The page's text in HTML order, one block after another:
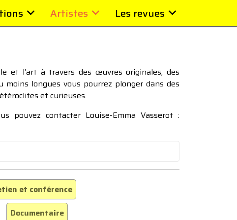
Artistes Les revues
et l’art à travers des œuvres originales, des
longues vous pourrez plonger dans des
et curieuses.
pouvez contacter Louise-Emma Vasserot :
et conférence
Documentaire